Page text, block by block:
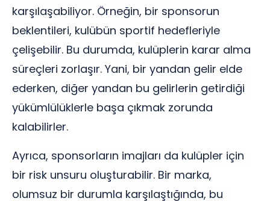
karşılaşabiliyor. Örneğin, bir sponsorun
beklentileri, kulübün sportif hedefleriyle
çelişebilir. Bu durumda, kulüplerin karar alma
süreçleri zorlaşır. Yani, bir yandan gelir elde
ederken, diğer yandan bu gelirlerin getirdiği
yükümlülüklerle başa çıkmak zorunda
kalabilirler.
Ayrıca, sponsorların imajları da kulüpler için
bir risk unsuru oluşturabilir. Bir marka,
olumsuz bir durumla karşılaştığında, bu